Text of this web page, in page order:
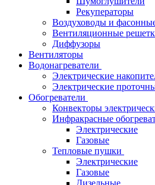
Рекуператоры
Воздуховоды и
Вентиляционные
Диффузоры
Вентиляторы
Водонагреватели
Электрические
Электрические
Обогреватели
Конвекторы
Инфракрасные
Электрические
Газовые
Тепловые пушки
Электрические
Газовые
Дизельные